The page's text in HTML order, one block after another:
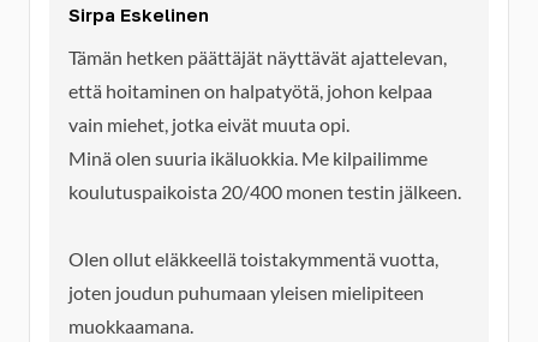
Sirpa Eskelinen
Tämän hetken päättäjät näyttävät ajattelevan,
että hoitaminen on halpatyötä, johon kelpaa
vain miehet, jotka eivät muuta opi.
Minä olen suuria ikäluokkia. Me kilpailimme
koulutuspaikoista 20/400 monen testin jälkeen.
Olen ollut eläkkeellä toistakymmentä vuotta,
joten joudun puhumaan yleisen mielipiteen
muokkaamana.